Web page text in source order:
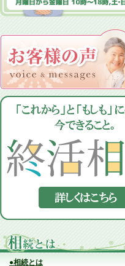
●相続とは